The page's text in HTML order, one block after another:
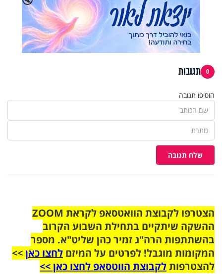
0 תגובות
הוסיפו תגובה
שלח תגובה
הצטרפו לקבוצת הוואטסאפ לקראת ZOOM
ההשקה שיתקיים בתחילת השבוע הקרוב
בהשתתפות הרה"ג זמיר כהן שליט"א. מספר
המקומות מוגבל! לפרטים על המיזם לחצו כאן>>
להצטרפותלקבוצת הווטסאפ לחצו כאן >>